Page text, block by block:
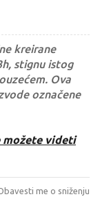
kreirane
stignu istog
Ova
označene
možete videti
me o sniženju